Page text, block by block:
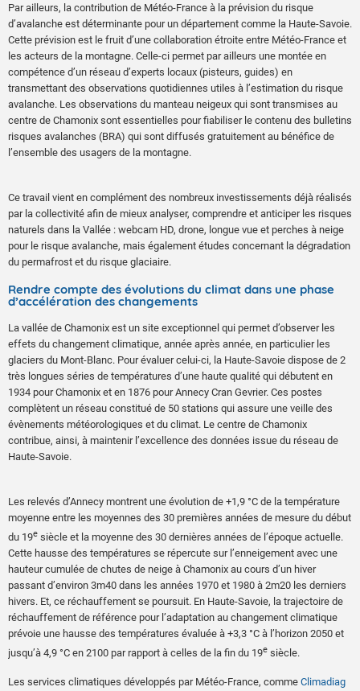
Par ailleurs, la contribution de Météo-France à la prévision du risque
d’avalanche est déterminante pour un département comme la Haute-Savoie.
Cette prévision est le fruit d’une collaboration étroite entre Météo-France et
les acteurs de la montagne. Celle-ci permet par ailleurs une montée en
compétence d’un réseau d’experts locaux (pisteurs, guides) en
transmettant des observations quotidiennes utiles à l’estimation du risque
avalanche. Les observations du manteau neigeux qui sont transmises au
centre de Chamonix sont essentielles pour fiabiliser le contenu des bulletins
risques avalanches (BRA) qui sont diffusés gratuitement au bénéfice de
l’ensemble des usagers de la montagne.
Ce travail vient en complément des nombreux investissements déjà réalisés
par la collectivité afin de mieux analyser, comprendre et anticiper les risques
naturels dans la Vallée : webcam HD, drone, longue vue et perches à neige
pour le risque avalanche, mais également études concernant la dégradation
du permafrost et du risque glaciaire.
Rendre compte des évolutions du climat dans une phase
d’accélération des changements
La vallée de Chamonix est un site exceptionnel qui permet d’observer les
effets du changement climatique, année après année, en particulier les
glaciers du Mont-Blanc. Pour évaluer celui-ci, la Haute-Savoie dispose de 2
très longues séries de températures d’une haute qualité qui débutent en
1934 pour Chamonix et en 1876 pour Annecy Cran Gevrier. Ces postes
complètent un réseau constitué de 50 stations qui assure une veille des
évènements météorologiques et du climat. Le centre de Chamonix
contribue, ainsi, à maintenir l’excellence des données issue du réseau de
Haute-Savoie.
Les relevés d’Annecy montrent une évolution de +1,9 °C de la température
moyenne entre les moyennes des 30 premières années de mesure du début
du 19e siècle et la moyenne des 30 dernières années de l’époque actuelle.
Cette hausse des températures se répercute sur l’enneigement avec une
hauteur cumulée de chutes de neige à Chamonix au cours d’un hiver
passant d’environ 3m40 dans les années 1970 et 1980 à 2m20 les derniers
hivers. Et, ce réchauffement se poursuit. En Haute-Savoie, la trajectoire de
réchauffement de référence pour l’adaptation au changement climatique
prévoie une hausse des températures évaluée à +3,3 °C à l’horizon 2050 et
jusqu’à 4,9 °C en 2100 par rapport à celles de la fin du 19e siècle.
Les services climatiques développés par Météo-France, comme Climadiag